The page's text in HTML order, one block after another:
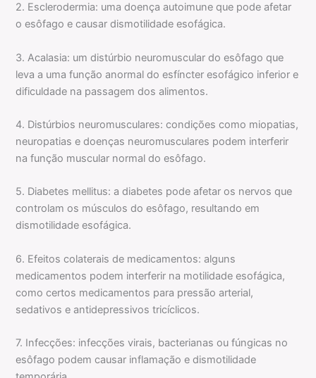
2. Esclerodermia: uma doença autoimune que pode afetar
o esôfago e causar dismotilidade esofágica.
3. Acalasia: um distúrbio neuromuscular do esôfago que
leva a uma função anormal do esfíncter esofágico inferior e
dificuldade na passagem dos alimentos.
4. Distúrbios neuromusculares: condições como miopatias,
neuropatias e doenças neuromusculares podem interferir
na função muscular normal do esôfago.
5. Diabetes mellitus: a diabetes pode afetar os nervos que
controlam os músculos do esôfago, resultando em
dismotilidade esofágica.
6. Efeitos colaterais de medicamentos: alguns
medicamentos podem interferir na motilidade esofágica,
como certos medicamentos para pressão arterial,
sedativos e antidepressivos tricíclicos.
7. Infecções: infecções virais, bacterianas ou fúngicas no
esôfago podem causar inflamação e dismotilidade